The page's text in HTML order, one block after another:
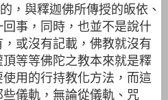
，與釋迦佛所傳授的皈依、
事，同時，也並不是說什
或沒有記載，佛教就沒有
等等佛陀之教本來就是釋
用的行持教化方法，而這
儀軌，無論從儀軌、咒